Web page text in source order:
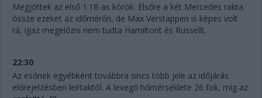
Megjöttek az első 1:18-as körök. Elsőre a két Mercedes rakta
össze ezeket az időmérőn, de Max Verstappen is képes volt
rá, igaz megelőzni nem tudta Hamiltont és Russellt.
22:30
Az esőnek egyébként továbbra sincs több jele az időjárás
előrejelzésben leírtaktól. A levegő hőmérséklete 26 fok, míg az